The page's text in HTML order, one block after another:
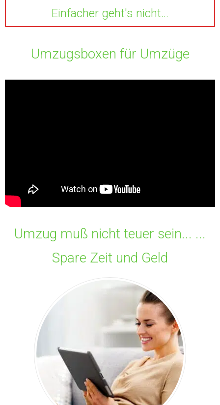
Einfacher geht's nicht...
Umzugsboxen für Umzüge
Umzug muß nicht teuer sein... ...
Spare Zeit und Geld